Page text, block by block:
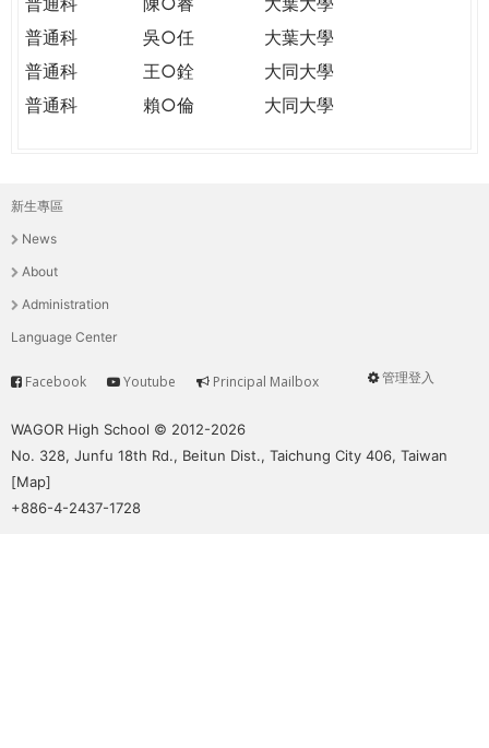
普通科
吳○任
大葉大學
普通科
王○銓
大同大學
普通科
賴○倫 大同大學
主
選
單
新生專區
News
About
Administration
Language Center
User
管理登入
Service
Facebook Youtube Principal Mailbox
WAGOR High School © 2012-2026
No. 328, Junfu 18th Rd., Beitun Dist., Taichung City 406, Taiwan
[Map]
+886-4-2437-1728